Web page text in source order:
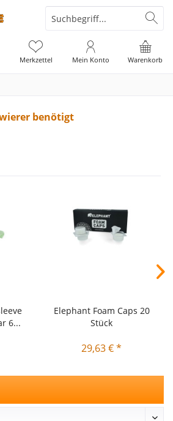
Warenkorb
Merkzettel Mein Konto
benötigt
6...
Elephant Foam Caps 20
Stück
29,63 € *